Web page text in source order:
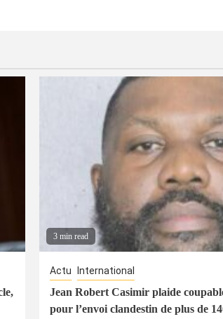
3 min read
Actu International
Jean Robert Casimir plaide
pour l’envoi clandestin de plus de